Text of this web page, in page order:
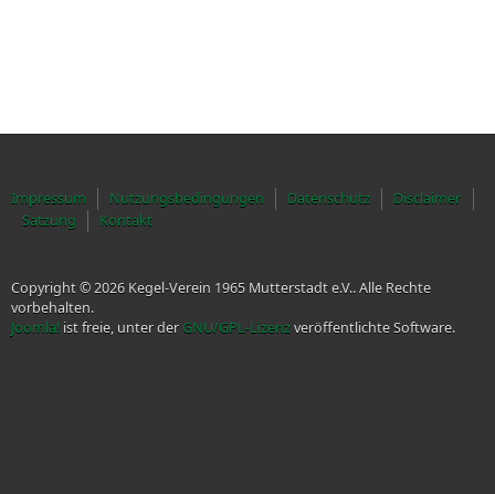
Impressum Nutzungsbedingungen Datenschutz
Disclaimer
Satzung
Kontakt
Copyright © 2026 Kegel-Verein 1965 Mutterstadt e.V.. Alle Rechte
vorbehalten.
Joomla! ist freie, unter der GNU/GPL-Lizenzveröffentlichte Software.